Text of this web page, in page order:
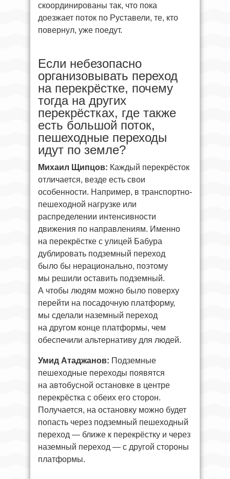
скоординированы так, что пока
доезжает поток по Руставели, те, кто
повернул, уже поедут.
Если небезопасно
организовывать переход
на перекрёстке, почему
тогда на других
перекрёстках, где также
есть большой поток,
пешеходные переходы
идут по земле?
Михаил Щипцов: Каждый перекрёсток
отличается, везде есть свои
особенности. Например, в транспортно-
пешеходной нагрузке или
распределении интенсивности
движения по направлениям. Именно
на перекрёстке с улицей Бабура
дублировать подземный переход
было бы нерационально, поэтому
мы решили оставить подземный.
А чтобы людям можно было поверху
перейти на посадочную платформу,
мы сделали наземный переход
на другом конце платформы, чем
обеспечили альтернативу для людей.
Умид Атаджанов: Подземные
пешеходные переходы появятся
на автобусной остановке в центре
перекрёстка с обеих его сторон.
Получается, на остановку можно будет
попасть через подземный пешеходный
переход — ближе к перекрёстку и через
наземный переход — с другой стороны
платформы.